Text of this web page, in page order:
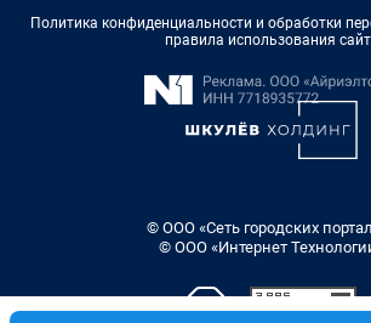
Политика конфиденциальности и обработки
правила использования
© ООО «Сеть городских
© ООО «Интернет